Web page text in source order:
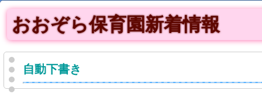
おおぞら保育園新着情報
自動下書き